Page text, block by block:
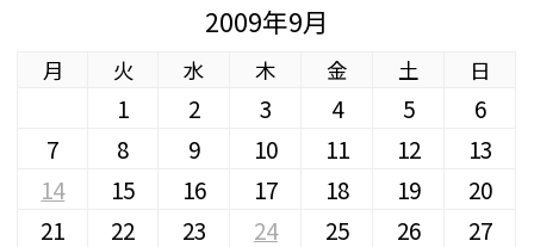
2009年9月
月 火 水 木 金 土 日
1 2 3 4 5
6
7
8 9 10 11 12
13
14
15 16 17 18 19
20
21
22 23 24 25 26
27